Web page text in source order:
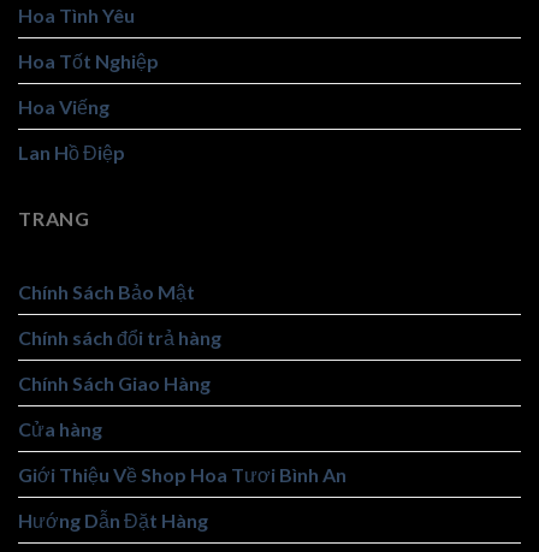
Hoa Tình Yêu
Hoa Tốt Nghiệp
Hoa Viếng
Lan Hồ Điệp
TRANG
Chính Sách Bảo Mật
Chính sách đổi trả hàng
Chính Sách Giao Hàng
Cửa hàng
Giới Thiệu Về Shop Hoa Tươi Bình An
Hướng Dẫn Đặt Hàng